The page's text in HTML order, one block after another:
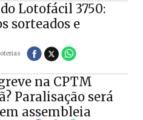
Lotofácil 3750:
sorteados e
na CPTM
Paralisação será
assembleia